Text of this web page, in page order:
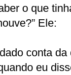
o que
Ele:
conta
eu